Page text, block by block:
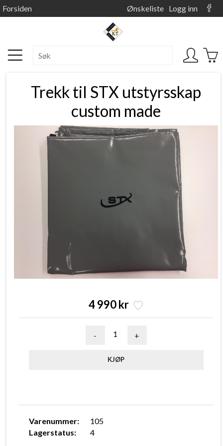
Forsiden Ønskeliste Logg inn
Trekk til STX utstyrsskap
custom made
4 990 kr
- +
Varenummer:
105
Lagerstatus:
4